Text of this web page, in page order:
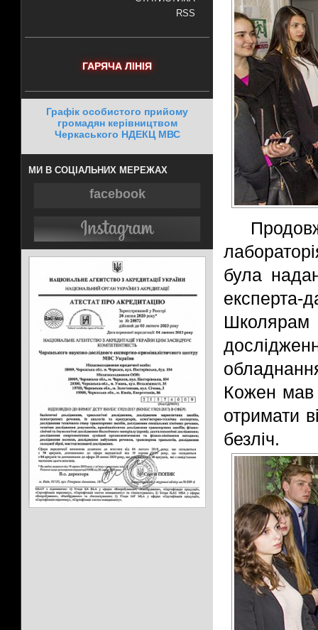
RSS
ГАРЯЧА ЛІНІЯ
Графік особистого прийому
громадян керівництвом
Черкаського НДЕКЦ МВС
МИ В СОЦІАЛЬНИХ МЕРЕЖАХ
facebook
була
Кожен мав
отримати
безліч.